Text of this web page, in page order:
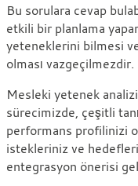
Bu sorulara cevap
etkili bir planlama
yeteneklerini bilmesi
olması vazgeçilmezdir.
Mesleki yetenek
sürecimizde, çeşitli
performans profilinizi
istekleriniz ve
entegrasyon önerisi